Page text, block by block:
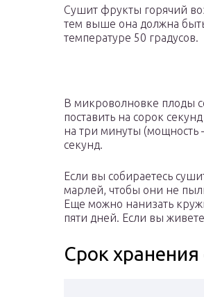
Сушит фрукты горячий
тем выше она должна
температуре 50 градусов.
В микроволновке плоды
поставить на сорок
на три минуты (мощность
секунд.
Если вы собираетесь
марлей, чтобы они не
Еще можно нанизать
пяти дней. Если вы
Срок